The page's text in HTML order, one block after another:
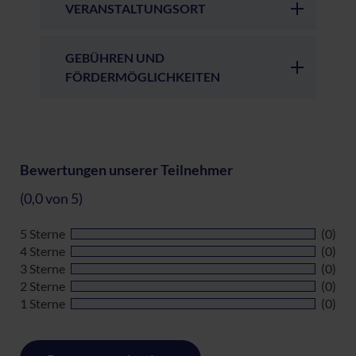
VERANSTALTUNGSORT
GEBÜHREN UND
FÖRDERMÖGLICHKEITEN
Bewertungen unserer Teilnehmer
(0,0 von 5)
5 Sterne
(0)
4 Sterne
(0)
3 Sterne
(0)
2 Sterne
(0)
1 Sterne
(0)